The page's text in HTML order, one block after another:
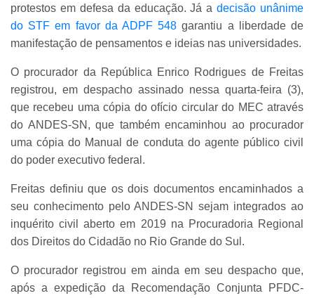
protestos em defesa da educação. Já a decisão unânime
do STF em favor da ADPF 548garantiu a liberdade de
manifestação de pensamentos e ideias nas universidades.
O procurador da República Enrico Rodrigues de Freitas
registrou, em despacho assinado nessa quarta-feira (3),
que recebeu uma cópia do ofício circular do MEC através
do ANDES-SN, que também encaminhou ao procurador
uma cópia do Manual de conduta do agente público civil
do poder executivo federal.
Freitas definiu que os dois documentos encaminhados a
seu conhecimento pelo ANDES-SN sejam integrados ao
inquérito civil aberto em 2019 na Procuradoria Regional
dos Direitos do Cidadão no Rio Grande do Sul.
O procurador registrou em ainda em seu despacho que,
após a expedição da Recomendação Conjunta PFDC-